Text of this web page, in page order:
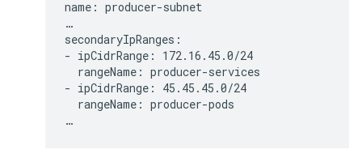
name: producer-subnet
…
secondaryIpRanges:
- ipCidrRange: 172.16.45.0/24
  rangeName: producer-services
- ipCidrRange: 45.45.45.0/24
  rangeName: producer-pods